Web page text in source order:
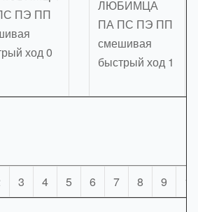
3 4 5 6 7 8 9 10